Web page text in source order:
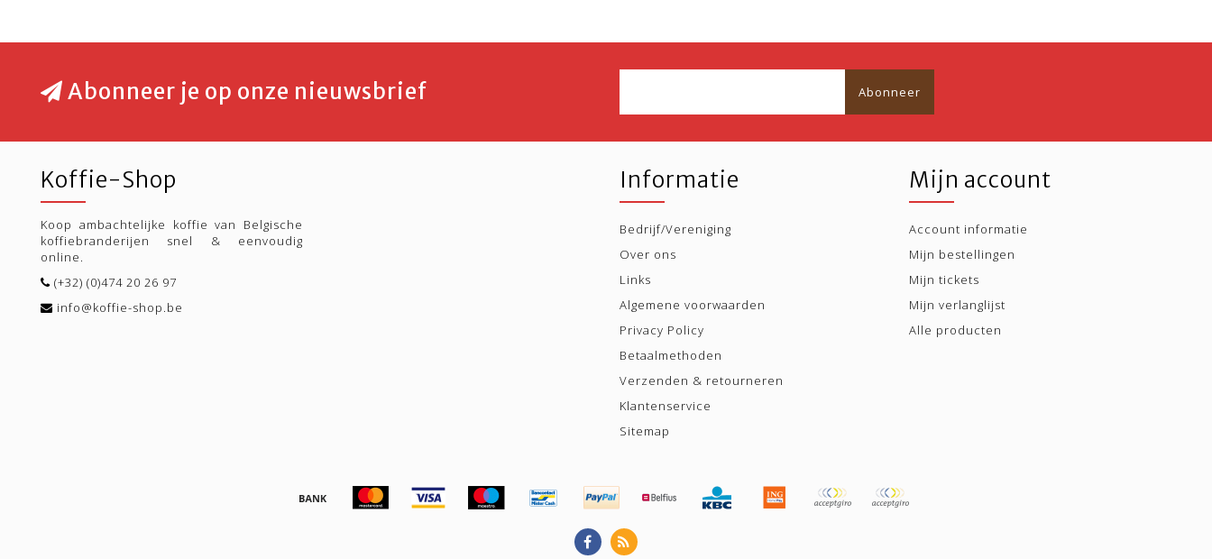
Abonneer je op onze nieuwsbrief Abonneer
Koffie-Shop
Koop ambachtelijke koffie van Belgische
koffiebranderijen snel & eenvoudig
online.
(+32) (0)474 20 26 97
info@koffie-shop.be
Informatie
Bedrijf/Vereniging
Over ons
Links
Algemene voorwaarden
Privacy Policy
Betaalmethoden
Verzenden & retourneren
Klantenservice
Sitemap
Mijn account
Account informatie
Mijn bestellingen
Mijn tickets
Mijn verlanglijst
Alle producten